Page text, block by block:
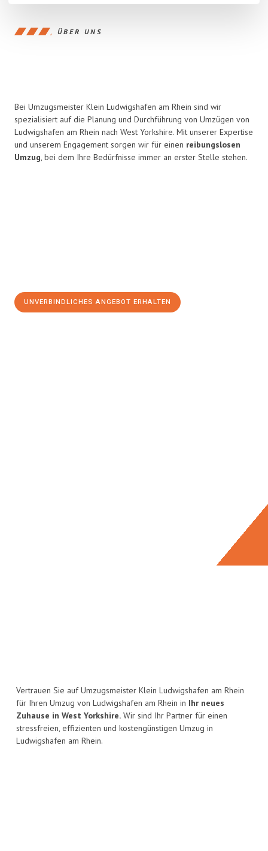
ÜBER UNS
Bei Umzugsmeister Klein Ludwigshafen am Rhein sind wir
spezialisiert auf die Planung und Durchführung von Umzügen von
Ludwigshafen am Rhein nach West Yorkshire. Mit unserer Expertise
und unserem Engagement sorgen wir für einen reibungslosen
Umzug, bei dem Ihre Bedürfnisse immer an erster Stelle stehen.
UNVERBINDLICHES ANGEBOT ERHALTEN
Vertrauen Sie auf Umzugsmeister Klein Ludwigshafen am Rhein
für Ihren Umzug von Ludwigshafen am Rhein in Ihr neues
Zuhause in West Yorkshire. Wir sind Ihr Partner für einen
stressfreien, effizienten und kostengünstigen Umzug in
Ludwigshafen am Rhein.